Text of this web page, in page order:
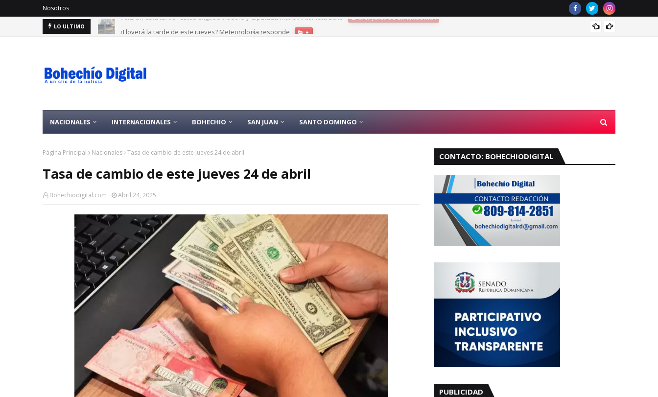
Nosotros
LO ULTIMO +
NACIONALES INTERNACIONALES BOHECHIO SAN JUAN SANTO DOMINGO
Página Principal Nacionales Tasa de cambio de este jueves 24 de abril
Tasa de cambio de este jueves 24 de abril
Bohechiodigital.com Abril 24, 2025
CONTACTO: BOHECHIODIGITAL
PUBLICIDAD